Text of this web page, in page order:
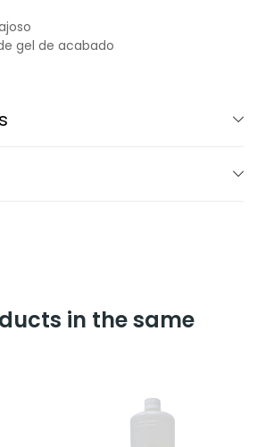
gel de acabado
in the same